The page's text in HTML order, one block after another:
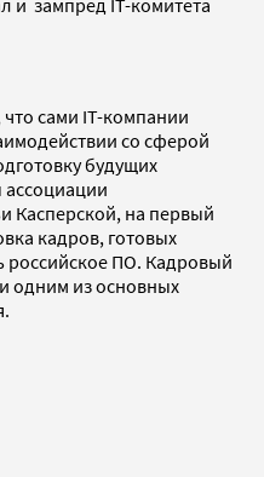
сами IT-компании
со сферой
будущих
ассоциации
Касперской, на первый
кадров, готовых
российское ПО. Кадровый
одним из основных